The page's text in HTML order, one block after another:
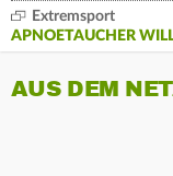
Extremsport
APNOETAUCHER
AUS DEM